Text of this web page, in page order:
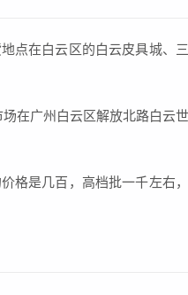
点在白云区的白云皮具城、三
在广州白云区解放北路白云世
格是几百，高档批一千左右，